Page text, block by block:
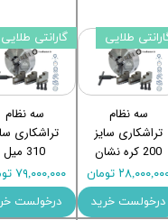
سه نظام
تراشکاری سایز
200 کره نشان
تومان
درخولست خرید
طلایی
سه نظام
تراشکاری
310 میل
۷۹,۰۰۰,۰۰۰ تومان
درخولست
گارانتی طلایی